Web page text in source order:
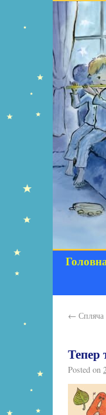
← Спляча
Тепер
Posted on